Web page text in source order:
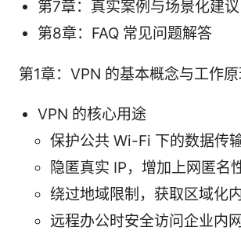
第7章：真实案例与场景化建议
第8章：FAQ 常见问题解答
第1章：VPN 的基本概念与工作
VPN 的核心用途
保护公共 Wi-Fi 下的数据传
隐匿真实 IP，增加上网匿名
绕过地域限制，获取区域化
远程办公时安全访问企业内